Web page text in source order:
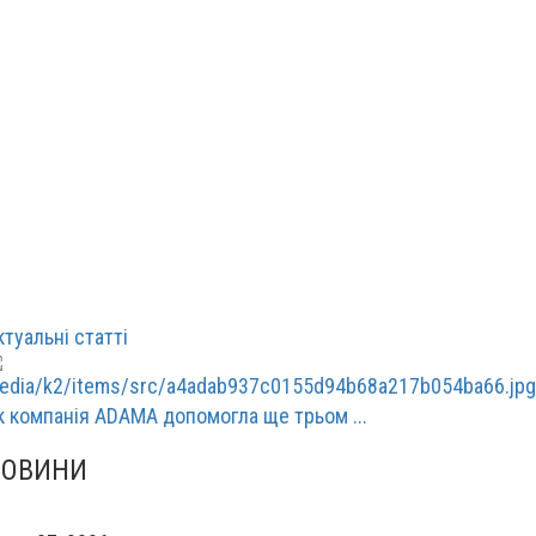
статті
компанія ADAMA допомогла ще трьом ...